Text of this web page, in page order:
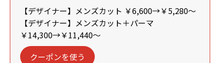
【デザイナー】メンズカット ￥6,600→￥5,280～
【デザイナー】メンズカット＋パーマ
￥14,300→￥11,440～
クーポンを使う